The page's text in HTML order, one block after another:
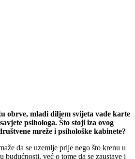
obrve, mladi diljem svijeta vade karte
psihologa. Što stoji iza ovog
mreže i psihološke kabinete?
da se uzemlje prije nego što krenu u
budućnosti, već o tome da se zaustave i